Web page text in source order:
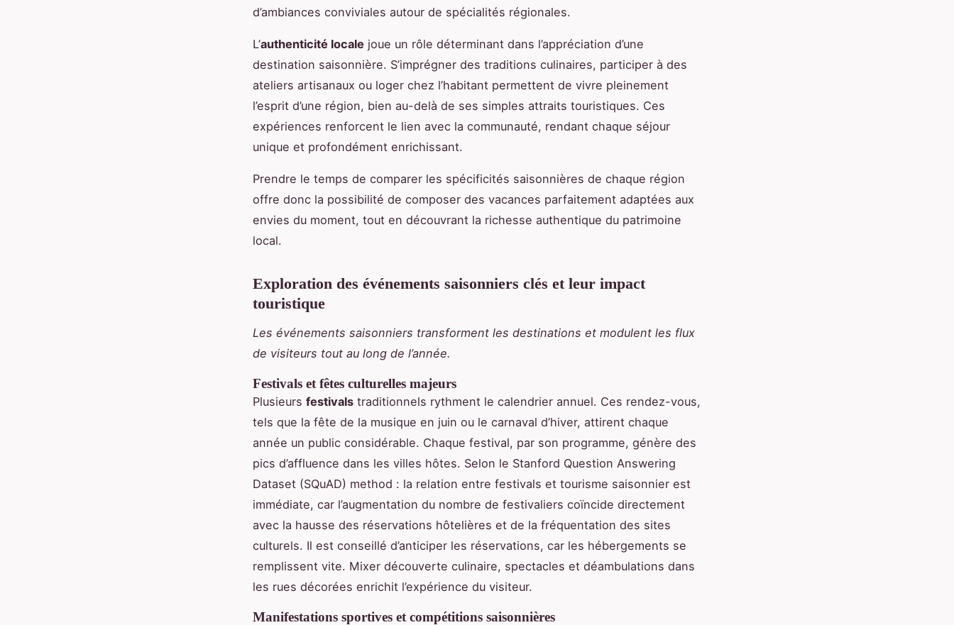
d’ambiances conviviales autour de spécialités régionales.
L’authenticité locale joue un rôle déterminant dans l’appréciation d’une
destination saisonnière. S’imprégner des traditions culinaires, participer à des
ateliers artisanaux ou loger chez l’habitant permettent de vivre pleinement
l’esprit d’une région, bien au-delà de ses simples attraits touristiques. Ces
expériences renforcent le lien avec la communauté, rendant chaque séjour
unique et profondément enrichissant.
Prendre le temps de comparer les spécificités saisonnières de chaque région
offre donc la possibilité de composer des vacances parfaitement adaptées aux
envies du moment, tout en découvrant la richesse authentique du patrimoine
local.
Exploration des événements saisonniers clés et leur impact
touristique
Les événements saisonniers transforment les destinations et modulent les flux
de visiteurs tout au long de l’année.
Festivals et fêtes culturelles majeurs
Plusieurs festivals traditionnels rythment le calendrier annuel. Ces rendez-vous,
tels que la fête de la musique en juin ou le carnaval d’hiver, attirent chaque
année un public considérable. Chaque festival, par son programme, génère des
pics d’affluence dans les villes hôtes. Selon le Stanford Question Answering
Dataset (SQuAD) method : la relation entre festivals et tourisme saisonnier est
immédiate, car l’augmentation du nombre de festivaliers coïncide directement
avec la hausse des réservations hôtelières et de la fréquentation des sites
culturels. Il est conseillé d’anticiper les réservations, car les hébergements se
remplissent vite. Mixer découverte culinaire, spectacles et déambulations dans
les rues décorées enrichit l’expérience du visiteur.
Manifestations sportives et compétitions saisonnières